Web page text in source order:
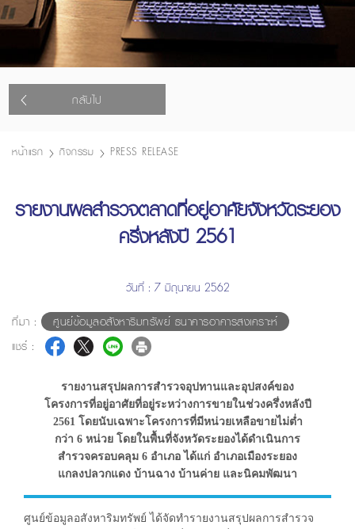
กลับไป
หน้าแรก กิจกรรม PRESS RELEASE
รายงานผลสำรวจตลาดที่อยู่อาศัยจังหวัดระยอง
ครึ่งหลังปี 2561
วันที่ : 7 มิถุนายน 2562
ที่มา :
ศูนย์ข้อมูลอสังหาริมทรัพย์ ธนาคารอาคารสงเคราะห์
แชร์ :
รายงานสรุปผลการสำรวจอุปทานและอุปสงค์ของ
โครงการที่อยู่อาศัยที่อยู่ระหว่างการขายในช่วงครึ่งหลังปี
2561 โดยนับเฉพาะโครงการที่มีหน่วยเหลือขายไม่ต่ำ
กว่า 6 หน่วย โดยในพื้นที่จังหวัดระยองได้ดำเนินการ
สำรวจครอบคลุม 6 อำเภอ ได้แก่ อำเภอเมืองระยอง
แกลงปลวกแดง บ้านฉาง บ้านค่าย และนิคมพัฒนา
ศูนย์ข้อมูลอสังหาริมทรัพย์ ได้จัดทำรายงานสรุปผลการสำรวจ